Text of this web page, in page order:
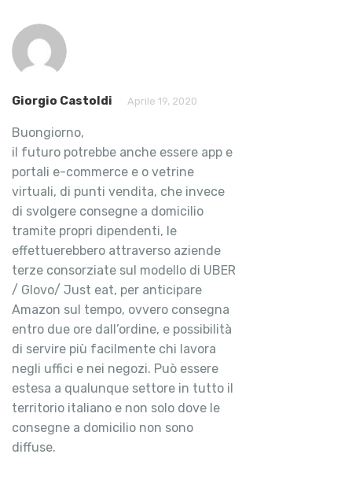
Giorgio Castoldi Aprile 19, 2020
Buongiorno,
il futuro potrebbe anche essere app e
portali e-commerce e o vetrine
virtuali, di punti vendita, che invece
di svolgere consegne a domicilio
tramite propri dipendenti, le
effettuerebbero attraverso aziende
terze consorziate sul modello di UBER
/ Glovo/ Just eat, per anticipare
Amazon sul tempo, ovvero consegna
entro due ore dall’ordine, e possibilità
di servire più facilmente chi lavora
negli uffici e nei negozi. Può essere
estesa a qualunque settore in tutto il
territorio italiano e non solo dove le
consegne a domicilio non sono
diffuse.